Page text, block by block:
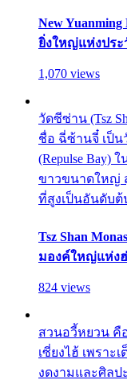
New
ยิ่งใหญ่แห่งปร
1,070 views
วัดซีซ่าน (Tsz
ชื่อ ฉี่ซ้านจี๋ เป็
(Repulse Bay)
ขาวขนาดใหญ่
ที่สูงเป็นอันดับต้
Tsz Shan
มองค์ใหญ่แห่ง
824 views
สวนอวี้หยวน คื
เซี่ยงไฮ้ เพรา
งดงามและศิล